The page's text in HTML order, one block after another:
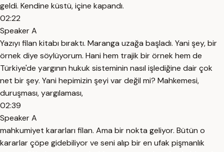
geldi. Kendine küstü, içine kapandı.
02:22
Speaker A
Yazıyı filan kitabı bıraktı. Maranga uzağa başladı. Yani şey, bir
örnek diye söylüyorum. Hani hem trajik bir örnek hem de
Türkiye'de yargının hukuk sisteminin nasıl işlediğine dair çok
net bir şey. Yani hepimizin şeyi var değil mi? Mahkemesi,
duruşması, yargılaması,
02:39
Speaker A
mahkumiyet kararları filan. Ama bir nokta geliyor. Bütün o
kararlar çöpe gidebiliyor ve seni alıp bir en ufak pişmanlık